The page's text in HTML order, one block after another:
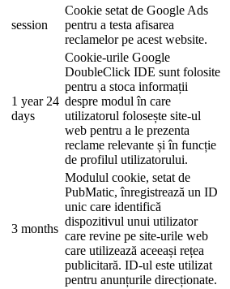
session
Cookie setat de Google Ads
pentru a testa afisarea
reclamelor pe acest website.
1 year 24
days
Cookie-urile Google
DoubleClick IDE sunt folosite
pentru a stoca informații
despre modul în care
utilizatorul folosește site-ul
web pentru a le prezenta
reclame relevante și în funcție
de profilul utilizatorului.
3 months
Modulul cookie, setat de
PubMatic, înregistrează un ID
unic care identifică
dispozitivul unui utilizator
care revine pe site-urile web
care utilizează aceeași rețea
publicitară. ID-ul este utilizat
pentru anunțurile direcționate.